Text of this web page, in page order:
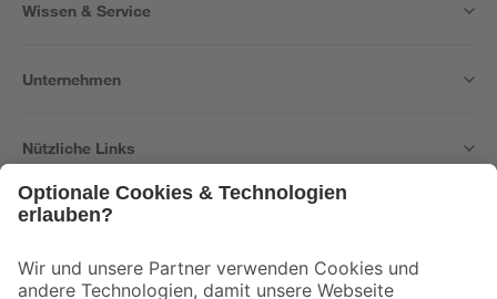
Wissen & Service
Unternehmen
Nützliche Links
Der toom Newsletter: Keine Angebote und Aktionen mehr verpassen!